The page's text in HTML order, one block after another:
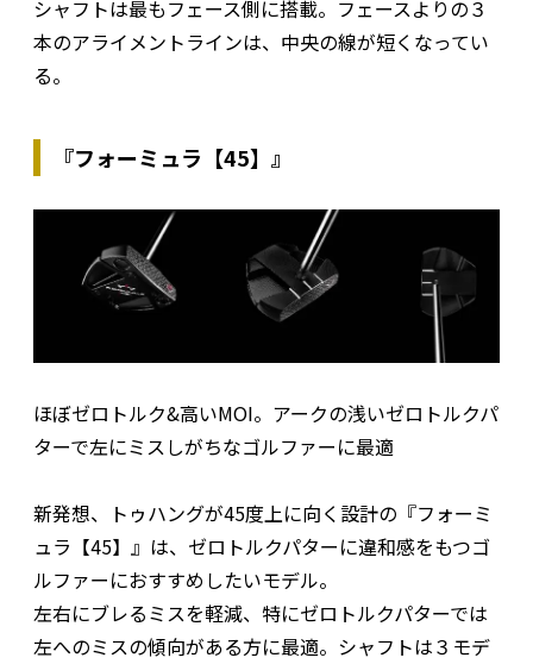
シャフトは最もフェース側に搭載。フェースよりの３
本のアライメントラインは、中央の線が短くなってい
る。
『フォーミュラ【45】』
ほぼゼロトルク&高いMOI。アークの浅いゼロトルクパ
ターで左にミスしがちなゴルファーに最適
新発想、トゥハングが45度上に向く設計の『フォーミ
ュラ【45】』は、ゼロトルクパターに違和感をもつゴ
ルファーにおすすめしたいモデル。
左右にブレるミスを軽減、特にゼロトルクパターでは
左へのミスの傾向がある方に最適。シャフトは３モデ